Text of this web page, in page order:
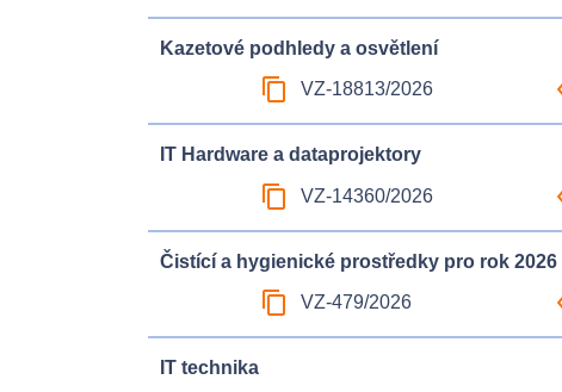
Kazetové podhledy a osvětlení
content_copy VZ-18813/2026
IT Hardware a dataprojektory
content_copy VZ-14360/2026
Čistící a hygienické prostředky pro rok 2026
content_copy VZ-479/2026
IT technika